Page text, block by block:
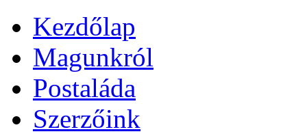
Kezdőlap
Magunkról
Postaláda
Szerzőink